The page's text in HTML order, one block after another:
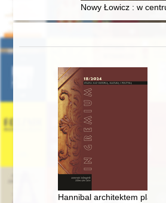
Nowy Łowicz : w
Hannibal architektem